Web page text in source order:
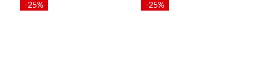
-25% -25%